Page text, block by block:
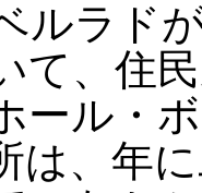
ルラド
て、住
ル・
は、年